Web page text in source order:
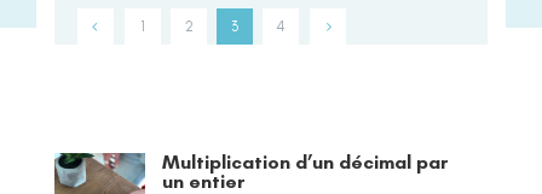
1 2 3 4
Multiplication d’un décimal par
un entier